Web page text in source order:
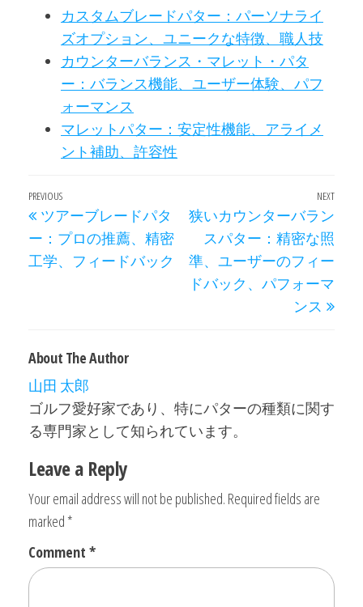
カスタムブレードパター：パーソナライ
ズオプション、ユニークな特徴、職人技
カウンターバランス・マレット・パタ
ー：バランス機能、ユーザー体験、パフ
ォーマンス
マレットパター：安定性機能、アライメ
ント補助、許容性
Post
navigation
Previous
Post
PREVIOUS
ツアーブレードパタ
ー：プロの推薦、精密
工学、フィードバック
Next
NEXT
狭いカウンターバラン
スパター：精密な照
準、ユーザーのフィー
ドバック、パフォーマ
ンス
About The Author
山田 太郎
ゴルフ愛好家であり、特にパターの種類に関す
る専門家として知られています。
Leave a Reply
Your email address will not be published. Required fields are
marked *
Comment *